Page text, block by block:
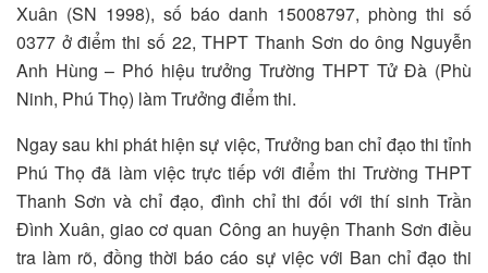
Xuân (SN 1998), số báo danh 15008797, phòng thi số
0377 ở điểm thi số 22, THPT Thanh Sơn do ông Nguyễn
Anh Hùng – Phó hiệu trưởng Trường THPT Tử Đà (Phù
Ninh, Phú Thọ) làm Trưởng điểm thi.
Ngay sau khi phát hiện sự việc, Trưởng ban chỉ đạo thi tỉnh
Phú Thọ đã làm việc trực tiếp với điểm thi Trường THPT
Thanh Sơn và chỉ đạo, đình chỉ thi đối với thí sinh Trần
Đình Xuân, giao cơ quan Công an huyện Thanh Sơn điều
tra làm rõ, đồng thời báo cáo sự việc với Ban chỉ đạo thi